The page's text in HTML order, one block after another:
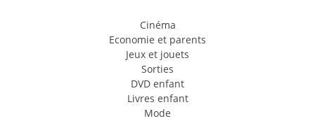
Cinéma
Economie et parents
Jeux et jouets
Sorties
DVD enfant
Livres enfant
Mode